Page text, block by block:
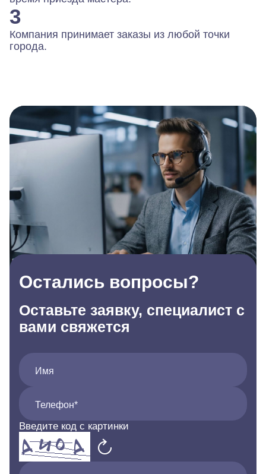
3
Компания принимает заказы из любой точки
города.
Остались вопросы?
Оставьте заявку, специалист с
вами свяжется
Имя
Телефон*
Введите код с картинки